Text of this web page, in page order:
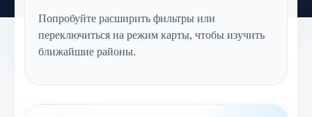
Попробуйте расширить фильтры или
переключиться на режим карты, чтобы изучить
ближайшие районы.